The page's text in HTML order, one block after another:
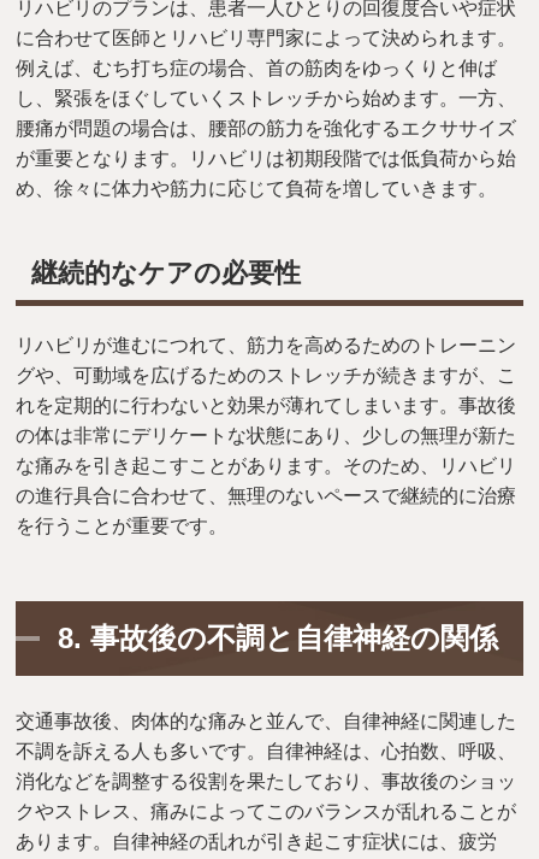
リハビリのプランは、患者一人ひとりの回復度合いや症状
に合わせて医師とリハビリ専門家によって決められます。
例えば、むち打ち症の場合、首の筋肉をゆっくりと伸ば
し、緊張をほぐしていくストレッチから始めます。一方、
腰痛が問題の場合は、腰部の筋力を強化するエクササイズ
が重要となります。リハビリは初期段階では低負荷から始
め、徐々に体力や筋力に応じて負荷を増していきます。
継続的なケアの必要性
リハビリが進むにつれて、筋力を高めるためのトレーニン
グや、可動域を広げるためのストレッチが続きますが、こ
れを定期的に行わないと効果が薄れてしまいます。事故後
の体は非常にデリケートな状態にあり、少しの無理が新た
な痛みを引き起こすことがあります。そのため、リハビリ
の進行具合に合わせて、無理のないペースで継続的に治療
を行うことが重要です。
8. 事故後の不調と自律神経の関係
交通事故後、肉体的な痛みと並んで、自律神経に関連した
不調を訴える人も多いです。自律神経は、心拍数、呼吸、
消化などを調整する役割を果たしており、事故後のショッ
クやストレス、痛みによってこのバランスが乱れることが
あります。自律神経の乱れが引き起こす症状には、疲労